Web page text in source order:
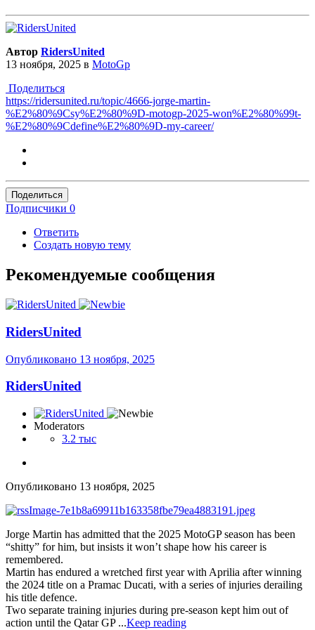
Автор RidersUnited
13 ноября, 2025 в MotoGp
Поделиться
https://ridersunited.ru/topic/4666-jorge-martin-
%E2%80%9Csy%E2%80%9D-motogp-2025-won%E2%80%99t-
%E2%80%9Cdefine%E2%80%9D-my-career/
Поделиться
Подписчики 0
Ответить
Создать новую тему
Рекомендуемые сообщения
RidersUnited
Опубликовано 13 ноября, 2025
RidersUnited
Moderators
3.2 тыс
Опубликовано 13 ноября, 2025
Jorge Martin has admitted that the 2025 MotoGP season has been
“shitty” for him, but insists it won’t shape how his career is
remembered.
Martin has endured a wretched first year with Aprilia after winning
the 2024 title on a Pramac Ducati, with a series of injuries derailing
his title defence.
Two separate training injuries during pre-season kept him out of
action until the Qatar GP ...Keep reading